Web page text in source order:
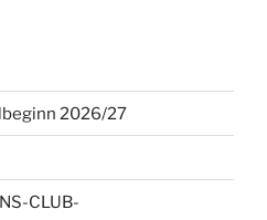
2026/27
CLUB-